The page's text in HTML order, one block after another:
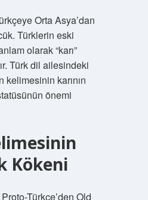
Orta Asya’dan
Türklerin eski
olarak “karı”
Türk dil ailesindeki
kelimesinin karının
önemi
Kökeni
Türkçe’den Old